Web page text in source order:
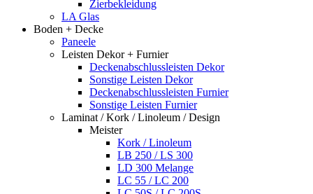
Zierbekleidung
LA Glas
Boden + Decke
Paneele
Leisten Dekor + Furnier
Deckenabschlussleisten Dekor
Sonstige Leisten Dekor
Deckenabschlussleisten Furnier
Sonstige Leisten Furnier
Laminat / Kork / Linoleum / Design
Meister
Kork / Linoleum
LB 250 / LS 300
LD 300 Melange
LC 55 / LC 200